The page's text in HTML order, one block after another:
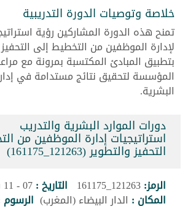
خلاصة وتوصيات الدورة التدريبية
تمنح هذه الدورة المشاركين رؤية
لإدارة الموظفين من التخطيط إلى
بتطبيق المبادئ المكتسبة بمرونة مع
المؤسسة لتحقيق نتائج مستدامة في
البشرية.
دورات الموارد البشرية والتدريب
استراتيجيات إدارة الموظفين من
التحفيز والتطوير (121263_161175)
الرمز:121263_161175 التاريخ :07 - 11 سبتمبر 2026
المكان : الدار البيضاء (المغرب)